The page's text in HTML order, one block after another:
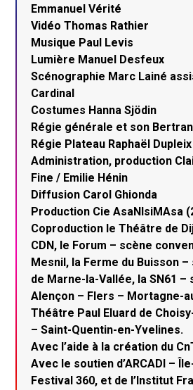
Emmanuel Vérité
Vidéo Thomas Rathier
Musique Paul Levis
Lumière Manuel Desfeux
Scénographie Marc Lainé
Cardinal
Costumes Hanna Sjödin
Régie générale et son
Régie Plateau Raphaël Dupleix
Administration, production
Fine / Emilie Hénin
Diffusion Carol Ghionda
Production Cie AsaNIsiMAsa
Coproduction le Théâtre de
CDN, le Forum – scène
Mesnil, la Ferme du Buisson
de Marne-la-Vallée, la SN61 –
Alençon – Flers – Mortagne-
Théâtre Paul Eluard de
– Saint-Quentin-en-Yvelines.
Avec l’aide à la création du
Avec le soutien d’ARCADI –
Festival 360, et de l’Institut